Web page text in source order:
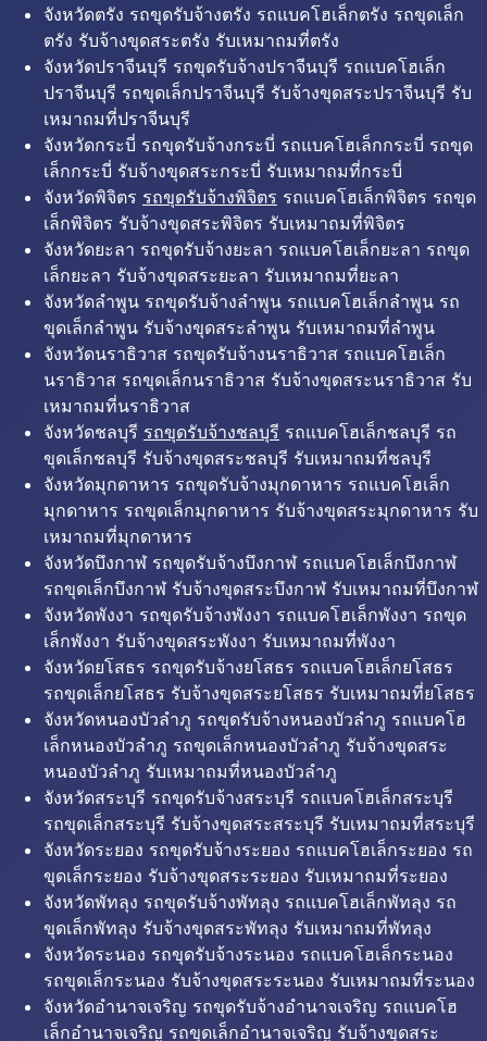
จังหวัดตรัง รถขุดรับจ้างตรัง รถแบคโฮเล็กตรัง รถขุดเล็ก
ตรัง รับจ้างขุดสระตรัง รับเหมาถมที่ตรัง
จังหวัดปราจีนบุรี รถขุดรับจ้างปราจีนบุรี รถแบคโฮเล็ก
ปราจีนบุรี รถขุดเล็กปราจีนบุรี รับจ้างขุดสระปราจีนบุรี รับ
เหมาถมที่ปราจีนบุรี
จังหวัดกระบี่ รถขุดรับจ้างกระบี่ รถแบคโฮเล็กกระบี่ รถขุด
เล็กกระบี่ รับจ้างขุดสระกระบี่ รับเหมาถมที่กระบี่
จังหวัดพิจิตร รถขุดรับจ้างพิจิตร รถแบคโฮเล็กพิจิตร รถขุด
เล็กพิจิตร รับจ้างขุดสระพิจิตร รับเหมาถมที่พิจิตร
จังหวัดยะลา รถขุดรับจ้างยะลา รถแบคโฮเล็กยะลา รถขุด
เล็กยะลา รับจ้างขุดสระยะลา รับเหมาถมที่ยะลา
จังหวัดลำพูน รถขุดรับจ้างลำพูน รถแบคโฮเล็กลำพูน รถ
ขุดเล็กลำพูน รับจ้างขุดสระลำพูน รับเหมาถมที่ลำพูน
จังหวัดนราธิวาส รถขุดรับจ้างนราธิวาส รถแบคโฮเล็ก
นราธิวาส รถขุดเล็กนราธิวาส รับจ้างขุดสระนราธิวาส รับ
เหมาถมที่นราธิวาส
จังหวัดชลบุรี รถขุดรับจ้างชลบุรี รถแบคโฮเล็กชลบุรี รถ
ขุดเล็กชลบุรี รับจ้างขุดสระชลบุรี รับเหมาถมที่ชลบุรี
จังหวัดมุกดาหาร รถขุดรับจ้างมุกดาหาร รถแบคโฮเล็ก
มุกดาหาร รถขุดเล็กมุกดาหาร รับจ้างขุดสระมุกดาหาร รับ
เหมาถมที่มุกดาหาร
จังหวัดบึงกาฬ รถขุดรับจ้างบึงกาฬ รถแบคโฮเล็กบึงกาฬ
รถขุดเล็กบึงกาฬ รับจ้างขุดสระบึงกาฬ รับเหมาถมที่บึงกาฬ
จังหวัดพังงา รถขุดรับจ้างพังงา รถแบคโฮเล็กพังงา รถขุด
เล็กพังงา รับจ้างขุดสระพังงา รับเหมาถมที่พังงา
จังหวัดยโสธร รถขุดรับจ้างยโสธร รถแบคโฮเล็กยโสธร
รถขุดเล็กยโสธร รับจ้างขุดสระยโสธร รับเหมาถมที่ยโสธร
จังหวัดหนองบัวลำภู รถขุดรับจ้างหนองบัวลำภู รถแบคโฮ
เล็กหนองบัวลำภู รถขุดเล็กหนองบัวลำภู รับจ้างขุดสระ
หนองบัวลำภู รับเหมาถมที่หนองบัวลำภู
จังหวัดสระบุรี รถขุดรับจ้างสระบุรี รถแบคโฮเล็กสระบุรี
รถขุดเล็กสระบุรี รับจ้างขุดสระสระบุรี รับเหมาถมที่สระบุรี
จังหวัดระยอง รถขุดรับจ้างระยอง รถแบคโฮเล็กระยอง รถ
ขุดเล็กระยอง รับจ้างขุดสระระยอง รับเหมาถมที่ระยอง
จังหวัดพัทลุง รถขุดรับจ้างพัทลุง รถแบคโฮเล็กพัทลุง รถ
ขุดเล็กพัทลุง รับจ้างขุดสระพัทลุง รับเหมาถมที่พัทลุง
จังหวัดระนอง รถขุดรับจ้างระนอง รถแบคโฮเล็กระนอง
รถขุดเล็กระนอง รับจ้างขุดสระระนอง รับเหมาถมที่ระนอง
จังหวัดอำนาจเจริญ รถขุดรับจ้างอำนาจเจริญ รถแบคโฮ
เล็กอำนาจเจริญ รถขุดเล็กอำนาจเจริญ รับจ้างขุดสระ